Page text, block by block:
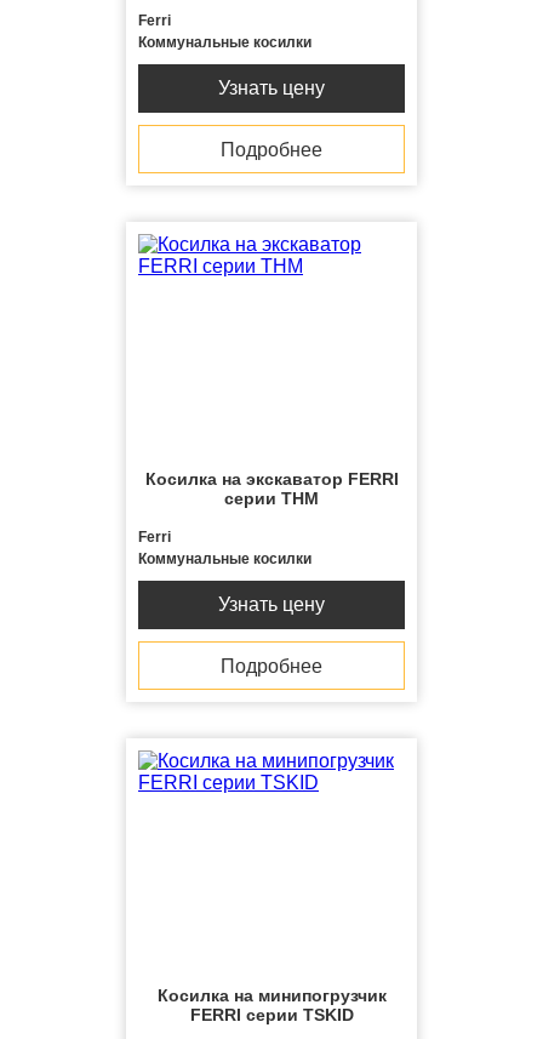
Ferri
Коммунальные косилки
Узнать цену
Подробнее
Косилка на экскаватор FERRI
серии THM
Ferri
Коммунальные косилки
Узнать цену
Подробнее
Косилка на минипогрузчик
FERRI серии TSKID